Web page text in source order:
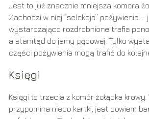
Jest to już znacznie mniejsza komora
Zachodzi w niej “selekcja” pożywienia –
wystarczająco rozdrobnione trafia
a stamtąd do jamy gębowej. Tylko
części pożywienia mogą trafić do
Księgi
Księgi to trzecia z komór żołądka
przypomina nieco kartki, jest powiem